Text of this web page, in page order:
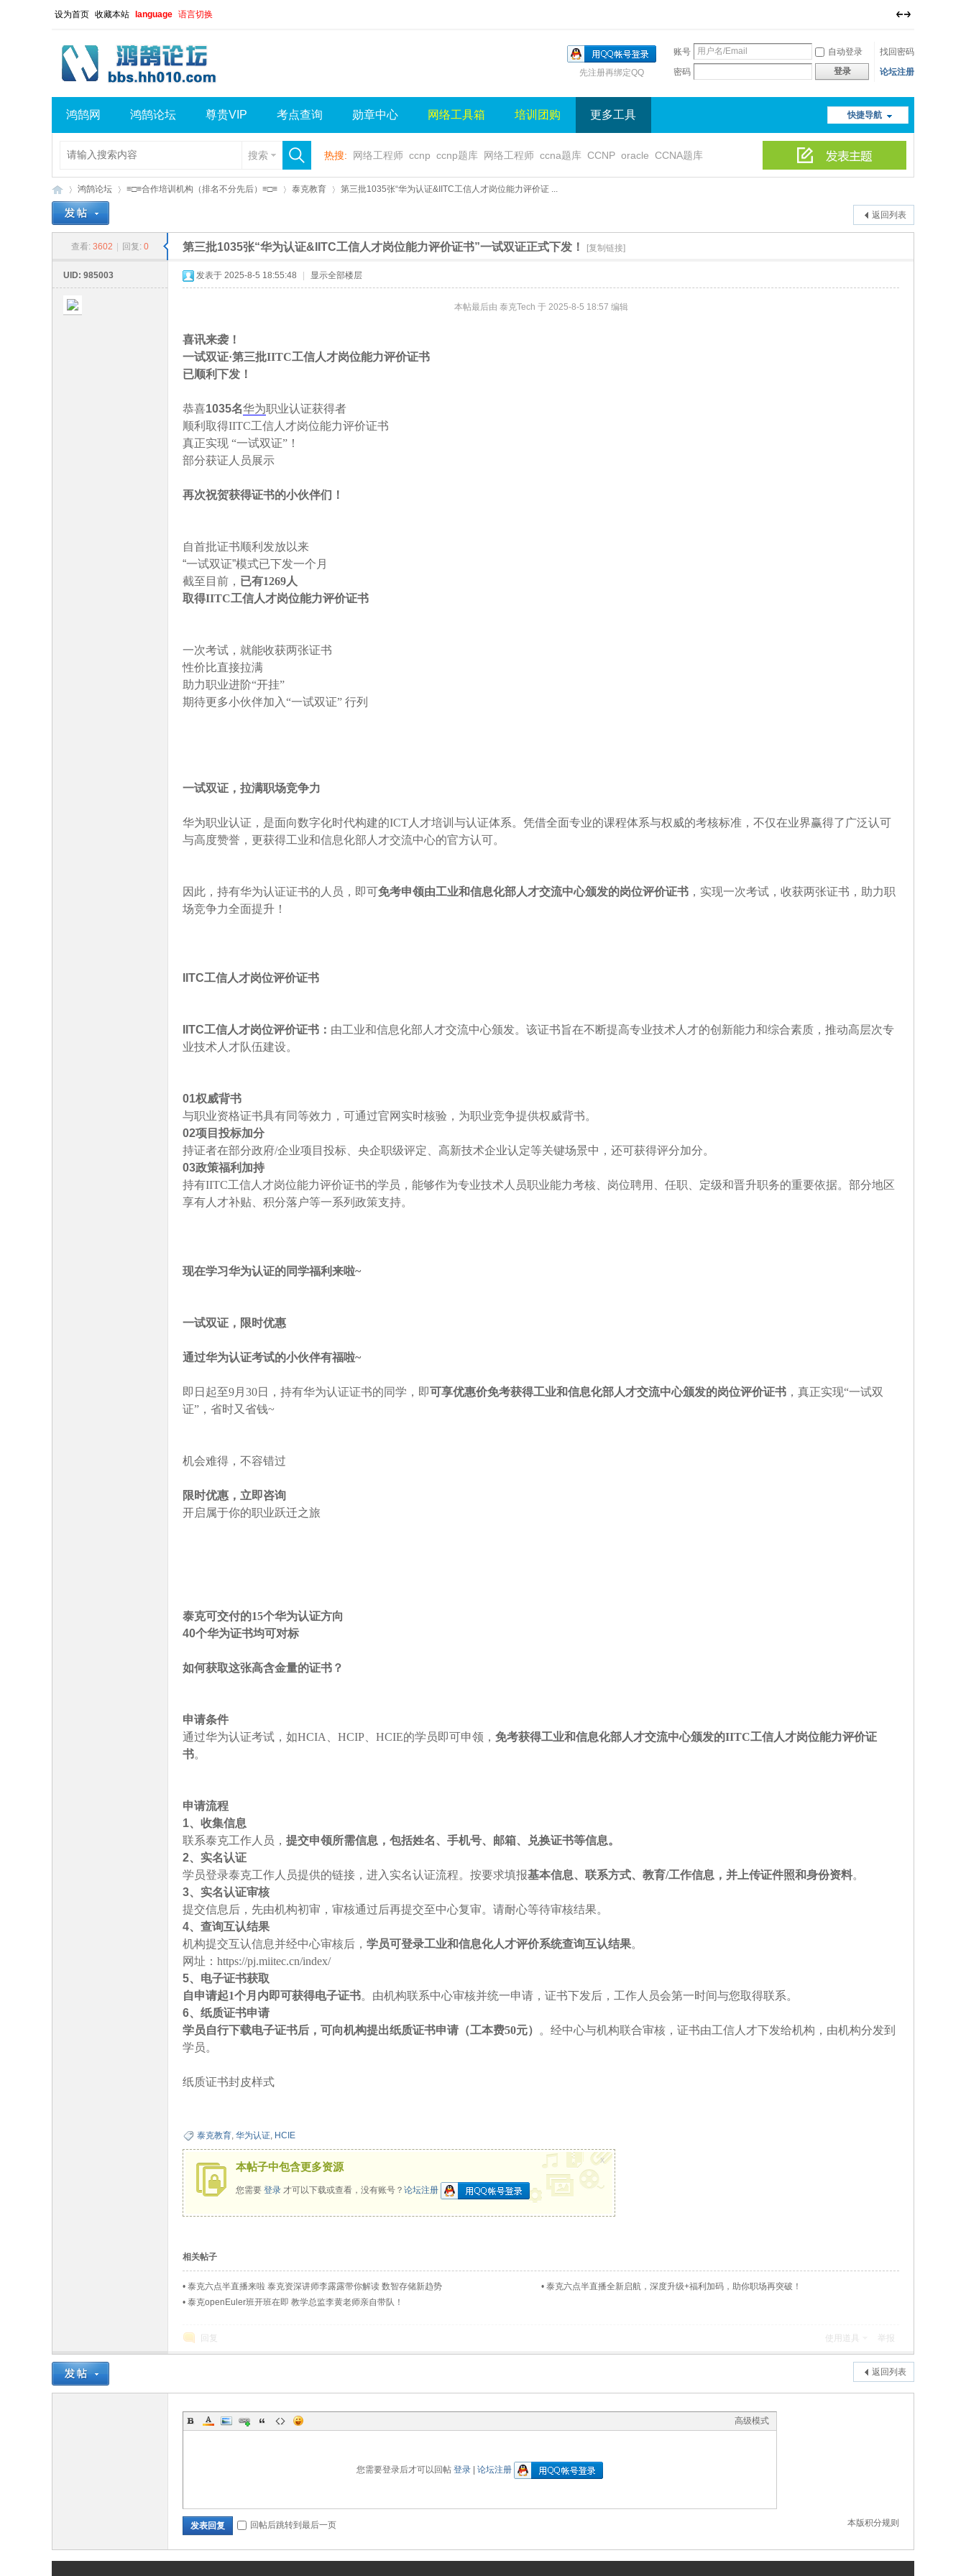
设为首页 收藏本站 language 语言切换
账号 自动登录
找回密码
密码
登录 论坛注册
先注册再绑定QQ
快捷导航
鸿鹄网 鸿鹄论坛 尊贵VIP 考点查询 勋章中心 网络工具箱 培训团购 更多工具
搜索 热搜: 网络工程师 ccnp ccnp题库 网络工程师 ccna题库 CCNP oracle CCNA题库
无线视频 wlan sql server 视频 无线控制器 水晶牌
鸿鹄论坛 ≡□≡合作培训机构（排名不分先后）≡□≡
›
泰克教育
›
第三批1035张“华为认证&IITC工信人才岗位能力评价证 ...
返回列表
查看: 3602 回复: 0 第三批1035张“华为认证&IITC工信人才岗位能力评价证书”一试双证正式下发！ [复制链接]
UID: 985003 发表于 2025-8-5 18:55:48 显示全部楼层
本帖最后由 泰克Tech 于 2025-8-5 18:57 编辑
喜讯来袭！
一试双证·第三批IITC工信人才岗位能力评价证书
已顺利下发！
恭喜1035名华为职业认证获得者
顺利取得IITC工信人才岗位能力评价证书
真正实现 “一试双证”！
部分获证人员展示
再次祝贺获得证书的小伙伴们！
自首批证书顺利发放以来
“一试双证”模式已下发一个月
截至目前， 已有1269人
取得IITC工信人才岗位能力评价证书
一次考试，就能收获两张证书
性价比直接拉满
助力职业进阶“开挂”
期待更多小伙伴加入“一试双证” 行列
一试双证，拉满职场竞争力
华为职业认证，是面向数字化时代构建的ICT人才培训与认证体系。凭借全面专业的课程体系与权威的考核标准，不仅在业界赢得了广泛认可
与高度赞誉，更获得工业和信息化部人才交流中心的官方认可。
因此，持有华为认证证书的人员，即可免考申领由工业和信息化部人才交流中心颁发的岗位评价证书 ，实现一次考试，收获两张证书，助力职
场竞争力全面提升！
IITC工信人才岗位评价证书
IITC工信人才岗位评价证书： 由工业和信息化部人才交流中心颁发。该证书旨在不断提高专业技术人才的创新能力和综合素质，推动高层次专
业技术人才队伍建设。
01权威背书
与职业资格证书具有同等效力，可通过官网实时核验，为职业竞争提供权威背书。
02项目投标加分
持证者在部分政府/企业项目投标、央企职级评定、高新技术企业认定等关键场景中，还可获得评分加分。
03政策福利加持
持有IITC工信人才岗位能力评价证书的学员，能够作为专业技术人员职业能力考核、岗位聘用、任职、定级和晋升职务的重要依据。部分地区
享有人才补贴、积分落户等一系列政策支持。
现在学习华为认证的同学福利来啦~
一试双证，限时优惠
通过华为认证考试的小伙伴有福啦~
即日起至9月30日，持有华为认证证书的同学，即可享优惠价免考获得工业和信息化部人才交流中心颁发的岗位评价证书 ，真正实现“一试双
证”，省时又省钱~
机会难得，不容错过
限时优惠，立即咨询
开启属于你的职业跃迁之旅
泰克可交付的15个华为认证方向
40个华为证书均可对标
如何获取这张高含金量的证书？
申请条件
通过华为认证考试，如HCIA、HCIP、HCIE的学员即可申领， 免考获得工业和信息化部人才交流中心颁发的IITC工信人才岗位能力评价证
书。
申请流程
1、收集信息
联系泰克工作人员， 提交申领所需信息，包括姓名、手机号、邮箱、兑换证书等信息。
2、实名认证
学员登录泰克工作人员提供的链接，进入实名认证流程。按要求填报基本信息、联系方式、教育/工作信息，并上传证件照和身份资料。
3、实名认证审核
提交信息后，先由机构初审，审核通过后再提交至中心复审。请耐心等待审核结果。
4、查询互认结果
机构提交互认信息并经中心审核后， 学员可登录工业和信息化人才评价系统查询互认结果。
网址： https://pj.miitec.cn/index/
5、电子证书获取
自申请起1个月内即可获得电子证书。由机构联系中心审核并统一申请，证书下发后，工作人员会第一时间与您取得联系。
6、纸质证书申请
学员自行下载电子证书后，可向机构提出纸质证书申请（工本费50元）
。经中心与机构联合审核，证书由工信人才下发给机构，由机构分发到
学员。
纸质证书封皮样式
泰克教育, 华为认证, HCIE
本帖子中包含更多资源
您需要 登录 才可以下载或查看，没有账号？ 论坛注册
x
相关帖子
• 泰克六点半直播来啦 泰克资深讲师李露露带你解读 数智存储新趋势 • 泰克六点半直播全新启航，深度升级+福利加码，助你职场再突破！
• 泰克openEuler班开班在即 教学总监李黄老师亲自带队！
回复 使用道具 举报
返回列表
高级模式
您需要登录后才可以回帖 登录 论坛注册
本版积分规则
发表回复 回帖后跳转到最后一页